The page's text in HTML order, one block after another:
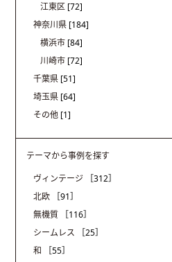
江東区 [72]
神奈川県 [184]
横浜市 [84]
川崎市 [72]
千葉県 [51]
埼玉県 [64]
その他 [1]
テーマから事例を探す
ヴィンテージ
［312］
北欧
［91］
無機質
［116］
シームレス
［25］
和
［55］